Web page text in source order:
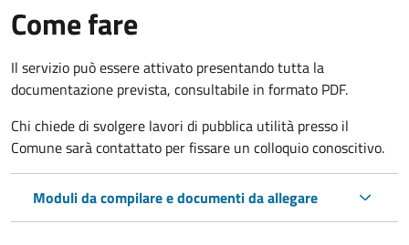
Come fare
Il servizio può essere attivato presentando tutta la
documentazione prevista, consultabile in formato PDF.
Chi chiede di svolgere lavori di pubblica utilità presso il
Comune sarà contattato per fissare un colloquio conoscitivo.
Moduli da compilare e documenti da allegare